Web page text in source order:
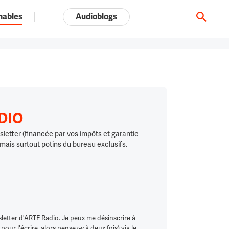
Tout l'univers ARTE.tv
Audioblogs
(financée par vos impôts et garantie
surtout potins du bureau exclusifs.
d'ARTE Radio. Je peux me désinscrire à